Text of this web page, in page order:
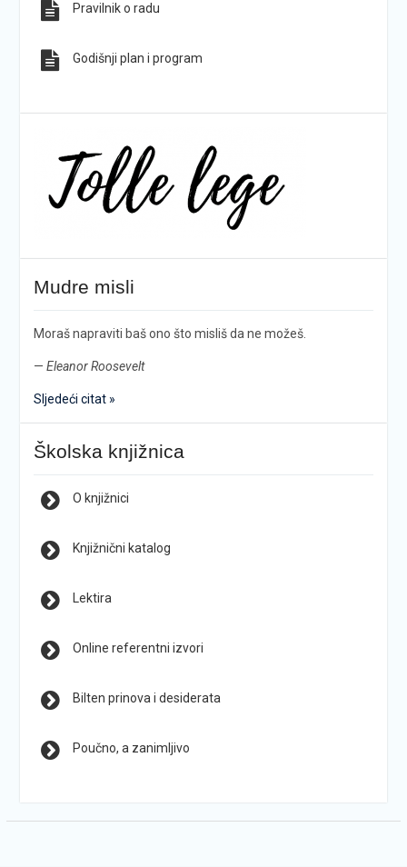
Pravilnik o radu
Godišnji plan i program
Mudre misli
Moraš napraviti baš ono što misliš da ne možeš.
— Eleanor Roosevelt
Sljedeći citat »
Školska knjižnica
O knjižnici
Knjižnični katalog
Lektira
Online referentni izvori
Bilten prinova i desiderata
Poučno, a zanimljivo